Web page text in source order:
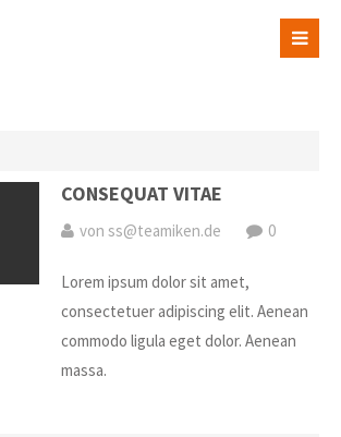
CONSEQUAT VITAE
von ss@teamiken.de 0
Lorem ipsum dolor sit amet,
consectetuer adipiscing elit. Aenean
commodo ligula eget dolor. Aenean
massa.